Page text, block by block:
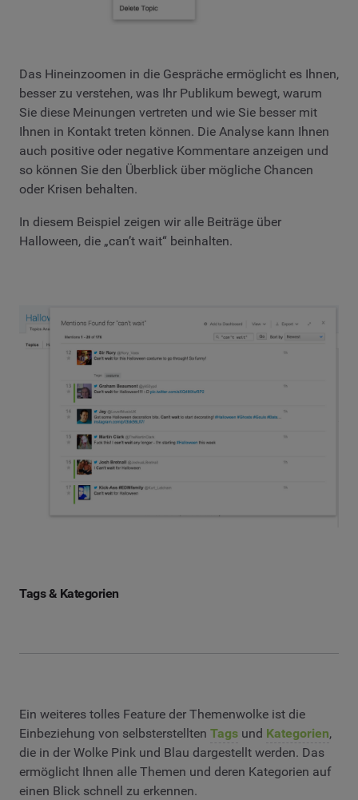
Das Hineinzoomen in die Gespräche ermöglicht es Ihnen,
besser zu verstehen, was Ihr Publikum bewegt, warum
Sie diese Meinungen vertreten und wie Sie besser mit
Ihnen in Kontakt treten können. Die Analyse kann Ihnen
auch positive oder negative Kommentare anzeigen und
so können Sie den Überblick über mögliche Chancen
oder Krisen behalten.
In diesem Beispiel zeigen wir alle Beiträge über
Halloween, die „can’t wait“ beinhalten.
Tags & Kategorien
Ein weiteres tolles Feature der Themenwolke ist die
Einbeziehung von selbsterstellten Tags und Kategorien,
die in der Wolke Pink und Blau dargestellt werden. Das
ermöglicht Ihnen alle Themen und deren Kategorien auf
einen Blick schnell zu erkennen.